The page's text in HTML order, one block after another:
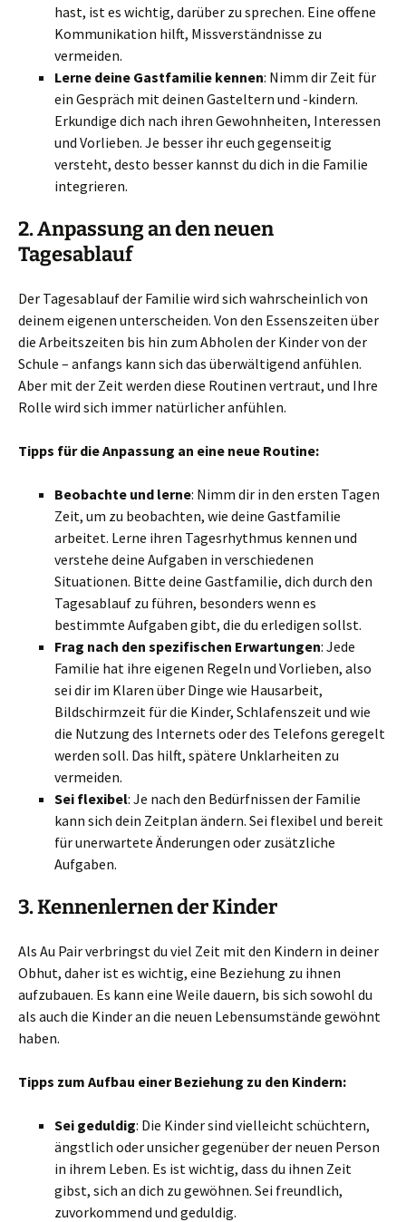
hast, ist es wichtig, darüber zu sprechen. Eine offene
Kommunikation hilft, Missverständnisse zu
vermeiden.
Lerne deine Gastfamilie kennen: Nimm dir Zeit für
ein Gespräch mit deinen Gasteltern und -kindern.
Erkundige dich nach ihren Gewohnheiten, Interessen
und Vorlieben. Je besser ihr euch gegenseitig
versteht, desto besser kannst du dich in die Familie
integrieren.
2.Anpassung an den neuen
Tagesablauf
Der Tagesablauf der Familie wird sich wahrscheinlich von
deinem eigenen unterscheiden. Von den Essenszeiten über
die Arbeitszeiten bis hin zum Abholen der Kinder von der
Schule – anfangs kann sich das überwältigend anfühlen.
Aber mit der Zeit werden diese Routinen vertraut, und Ihre
Rolle wird sich immer natürlicher anfühlen.
Tipps für die Anpassung an eine neue Routine:
Beobachte und lerne: Nimm dir in den ersten Tagen
Zeit, um zu beobachten, wie deine Gastfamilie
arbeitet. Lerne ihren Tagesrhythmus kennen und
verstehe deine Aufgaben in verschiedenen
Situationen. Bitte deine Gastfamilie, dich durch den
Tagesablauf zu führen, besonders wenn es
bestimmte Aufgaben gibt, die du erledigen sollst.
Frag nach den spezifischen Erwartungen: Jede
Familie hat ihre eigenen Regeln und Vorlieben, also
sei dir im Klaren über Dinge wie Hausarbeit,
Bildschirmzeit für die Kinder, Schlafenszeit und wie
die Nutzung des Internets oder des Telefons geregelt
werden soll. Das hilft, spätere Unklarheiten zu
vermeiden.
Sei flexibel: Je nach den Bedürfnissen der Familie
kann sich dein Zeitplan ändern. Sei flexibel und bereit
für unerwartete Änderungen oder zusätzliche
Aufgaben.
3.Kennenlernen der Kinder
Als Au Pair verbringst du viel Zeit mit den Kindern in deiner
Obhut, daher ist es wichtig, eine Beziehung zu ihnen
aufzubauen. Es kann eine Weile dauern, bis sich sowohl du
als auch die Kinder an die neuen Lebensumstände gewöhnt
haben.
Tipps zum Aufbau einer Beziehung zu den Kindern:
Sei geduldig: Die Kinder sind vielleicht schüchtern,
ängstlich oder unsicher gegenüber der neuen Person
in ihrem Leben. Es ist wichtig, dass du ihnen Zeit
gibst, sich an dich zu gewöhnen. Sei freundlich,
zuvorkommend und geduldig.